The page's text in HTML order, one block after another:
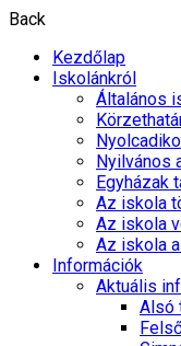
Back
Kezdőlap
Iskolánkról
Általános
Nyilvános
Egyházak
Az iskola
Az iskola
Az iskola
Információk
Aktuális
Alsó